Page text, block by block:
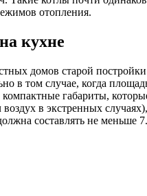
отопления.
кухне
домов старой
в том случае, когда
габариты,
в экстренных случаях),
составлять не